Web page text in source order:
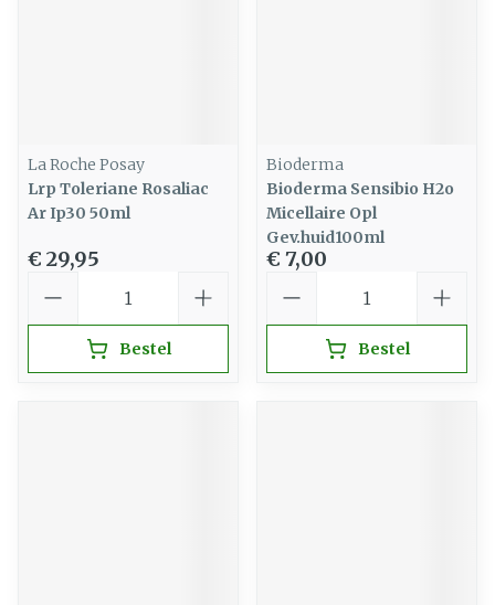
La Roche Posay
Lrp Toleriane Rosaliac
Ar Ip30 50ml
€ 29,95
Bestel
Bioderma
Bioderma Sensibio H2o
Micellaire Opl
Gev.huid100ml
€ 7,00
Bestel